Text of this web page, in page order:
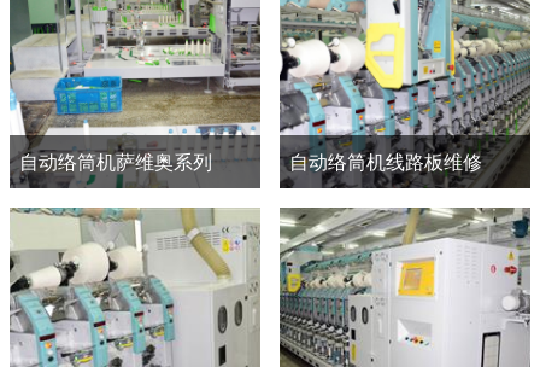
自动络筒机萨维奥系列 自动络筒机线路板维修